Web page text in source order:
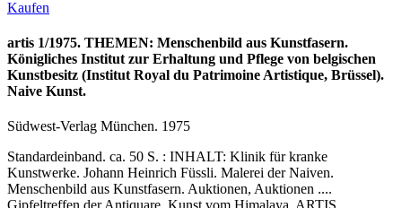
Kaufen
artis 1/1975. THEMEN: Menschenbild aus Kunstfasern.
Königliches Institut zur Erhaltung und Pflege von belgischen
Kunstbesitz (Institut Royal du Patrimoine Artistique, Brüssel).
Naive Kunst.
Südwest-Verlag München. 1975
Standardeinband. ca. 50 S. : INHALT: Klinik für kranke
Kunstwerke. Johann Heinrich Füssli. Malerei der Naiven.
Menschenbild aus Kunstfasern. Auktionen, Auktionen ....